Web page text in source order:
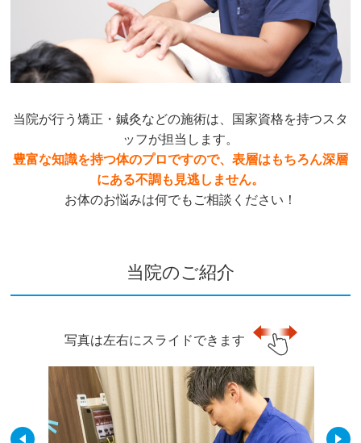
当院が行う矯正・鍼灸などの施術は、国家資格を持つスタ
ッフが担当します。
豊富な知識を持つ体のプロですので、表層はもちろん深層
にある不調も見逃しません。
お体のお悩みは何でもご相談ください！
当院のご紹介
写真は左右にスライドできます